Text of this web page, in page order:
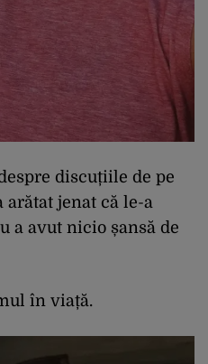
discuțiile de pe
arătat jenat că le-a
a avut nicio șansă de
în viață.